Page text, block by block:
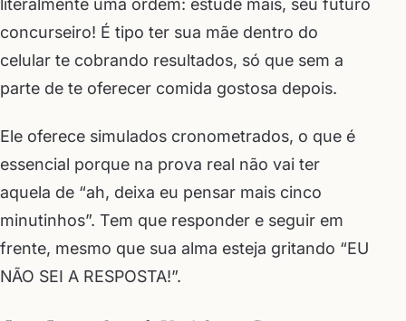
literalmente uma ordem: estude mais, seu futuro
concurseiro! É tipo ter sua mãe dentro do
celular te cobrando resultados, só que sem a
parte de te oferecer comida gostosa depois.
Ele oferece simulados cronometrados, o que é
essencial porque na prova real não vai ter
aquela de “ah, deixa eu pensar mais cinco
minutinhos”. Tem que responder e seguir em
frente, mesmo que sua alma esteja gritando “EU
NÃO SEI A RESPOSTA!”.